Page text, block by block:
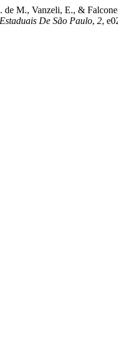
M., Vanzeli, E., &
De São Paulo, 2,